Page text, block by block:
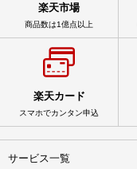
楽天市場
商品数は1億点以上
楽天カード
スマホでカンタン申込
サービス一覧